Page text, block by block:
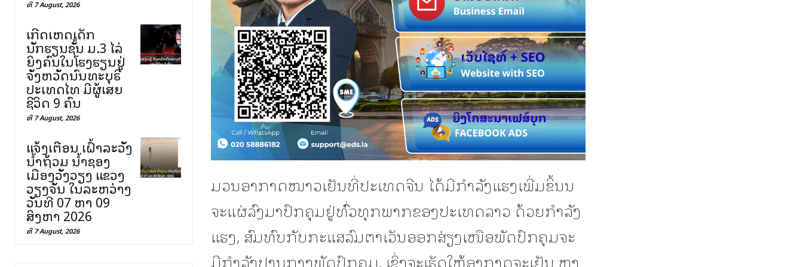
ທີ 7 August, 2026
ເກີດເຫດເດັກ
ນັກຮຽນຊັ້ນ ມ.3 ໄລ່
ຍິງຄົນໃນໂຮງຮຽນຢູ່
ຈັງຫວັດນົນທະບຸຣີ
ປະເທດໄທ ມີຜູ້ເສຍ
ຊີວິດ 9 ຄົນ
ທີ 7 August, 2026
ແຈ້ງເຕືອນ ເຝົ້າລະວັງ
ນ້ຳຖ້ວມ ນ້ຳຊອງ
ເມືອງວັງວຽງ ແຂວງ
ວຽງຈັນ ໃນລະຫວ່າງ
ວັນທີ 07 ຫາ 09
ສິງຫາ 2026
ທີ 7 August, 2026
ມວນອາກາດໜາວເຢັນທີ່ປະເທດຈີນ ໄດ້ມີກໍາລັງແຮງເພີ່ມຂຶ້ນນ
ຈະແຜ່ລົງມາປົກຄຸມຢູ່ທົົ່ວທຸກພາກຂອງປະເທດລາວ ດ້ວຍກໍາລັງ
ແຮງ, ສົມທົບກັບກະແສລົມຕາເວັນອອກສ່ຽງເໜືອພັດປົກຄຸມຈະ
ມີກໍາລັງປານກາງພັດປົກຄຸມ, ເຊິ່ງຈະເຮັດໃຫ້ອາກາດຈະເຢັນ ຫາ